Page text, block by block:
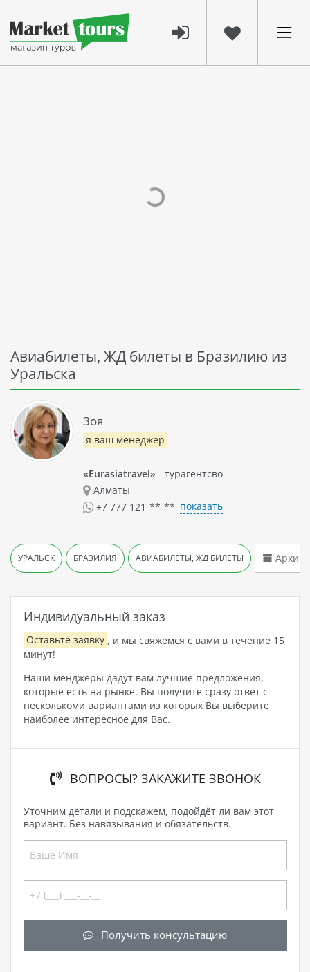
Авиабилеты, ЖД билеты в Бразилию из
Уральска
Индивидуальный заказ
Оставьте заявку , и мы свяжемся с вами в течение 15
минут!
Наши менджеры дадут вам лучшие предложения,
которые есть на рынке. Вы получите сразу ответ с
несколькоми вариантами из которых Вы выберите
наиболее интересное для Вас.
ВОПРОСЫ? ЗАКАЖИТЕ ЗВОНОК
Уточним детали и подскажем, подойдёт ли вам этот
вариант. Без навязывания и обязательств.
Получить консультацию
Зоя
я ваш менеджер
«Eurasiatravel» - турагентсво
Алматы
+7 777 121-**-** показать
УРАЛЬСК БРАЗИЛИЯ АВИАБИЛЕТЫ, ЖД БИЛЕТЫ Архив